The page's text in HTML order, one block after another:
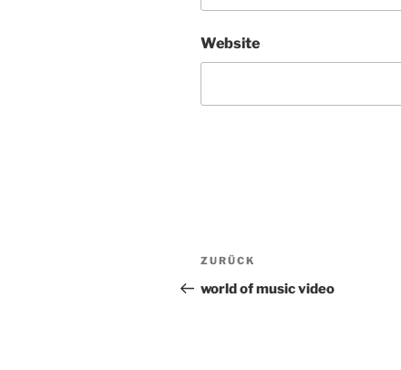
Website
Beitragsnavigation
Vorheriger
Beitrag
ZURÜCK
world of music video